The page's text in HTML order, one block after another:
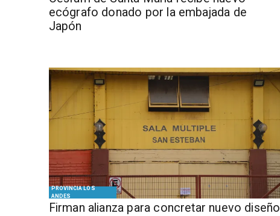
ecógrafo donado por la embajada de
Japón
PROVINCIA LOS
ANDES
​​Firman alianza para concretar nuevo diseño